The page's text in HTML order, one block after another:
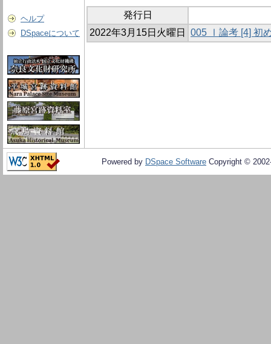
ヘルプ
DSpaceについて
発行日
2022年3月15日火曜日
005 Ⅰ論考 [4] 初
Powered by DSpace Software Copyright ©